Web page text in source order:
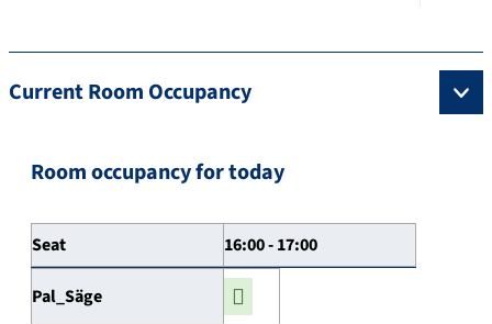
Current Room Occupancy
Room occupancy for today
Seat 16:00 - 17:00
Pal_Säge